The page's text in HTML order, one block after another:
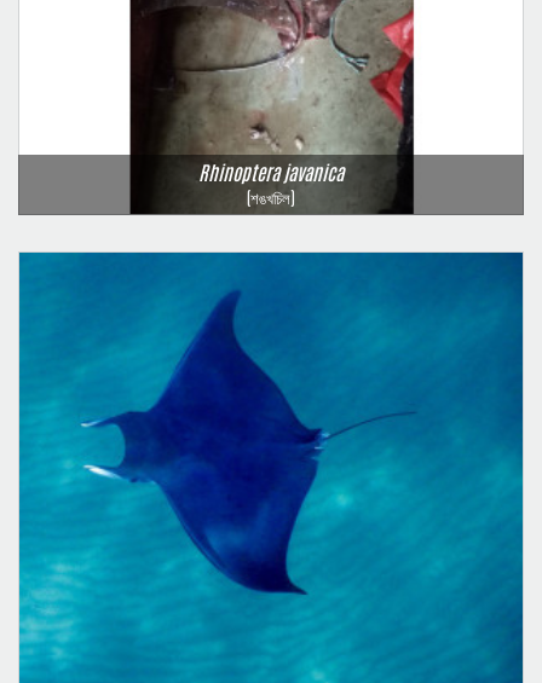
Rhinoptera javanica
(শঙখচিল)